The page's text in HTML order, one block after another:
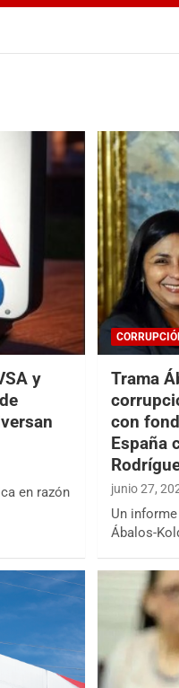
y
en razón
Trama
con
España
junio 27,
Un
Ábalos-